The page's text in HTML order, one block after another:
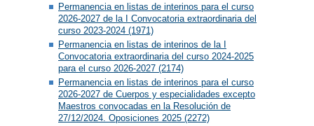
Permanencia en listas de interinos para el curso
2026-2027 de la I Convocatoria extraordinaria del
curso 2023-2024 (1971)
Permanencia en listas de interinos de la I
Convocatoria extraordinaria del curso 2024-2025
para el curso 2026-2027 (2174)
Permanencia en listas de interinos para el curso
2026-2027 de Cuerpos y especialidades excepto
Maestros convocadas en la Resolución de
27/12/2024. Oposiciones 2025 (2272)